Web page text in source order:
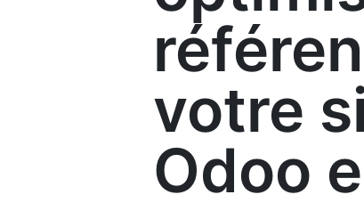
votre
Odoo